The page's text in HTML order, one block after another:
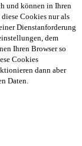
und können in Ihren
Cookies nur als
Dienstanforderung
dem
Ihren Browser so
Cookies
dann aber
Daten.